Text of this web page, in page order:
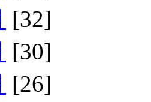
[32]
[30]
[26]